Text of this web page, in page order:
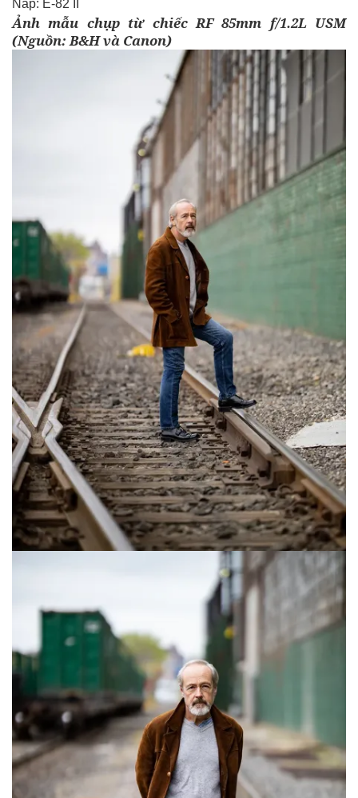
Nắp: E-82 II
Ảnh mẫu chụp từ chiếc RF 85mm f/1.2L USM
(Nguồn:B&Hvà Canon)